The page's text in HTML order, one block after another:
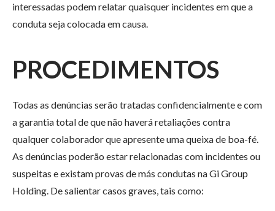
interessadas podem relatar quaisquer incidentes em que a
conduta seja colocada em causa.
PROCEDIMENTOS
Todas as denúncias serão tratadas confidencialmente e com
a garantia total de que não haverá retaliações contra
qualquer colaborador que apresente uma queixa de boa-fé.
As denúncias poderão estar relacionadas com incidentes ou
suspeitas e existam provas de más condutas na Gi Group
Holding. De salientar casos graves, tais como: